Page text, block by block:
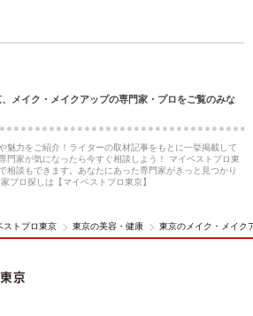
、メイク・メイクアップの専門家・プロをご覧のみな
魅力をご紹介！ライターの取材記事をもとに一挙掲載して
門家が気になったら今すぐ相談しよう！ マイベストプロ東
相談もできます。あなたにあった専門家がきっと見つかり
プロ探しは【マイベストプロ東京】
ストプロ東京 東京の美容・健康 東京のメイク・メイク